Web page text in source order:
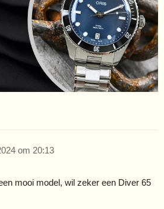
om 20:13
mooi model, wil zeker een Diver 65